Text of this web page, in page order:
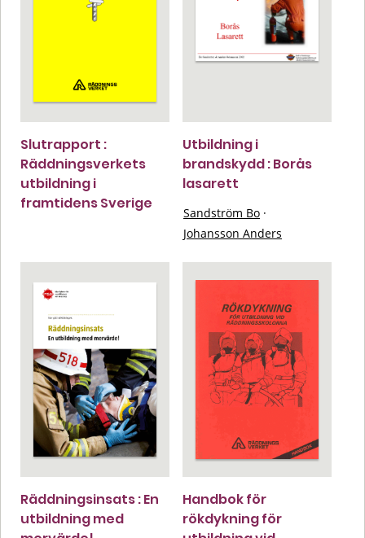
Slutrapport :
Räddningsverkets
utbildning i
framtidens Sverige
Utbildning i
brandskydd : Borås
lasarett
Sandström Bo ·
Johansson Anders
Räddningsinsats : En
utbildning med
Handbok för
rökdykning för